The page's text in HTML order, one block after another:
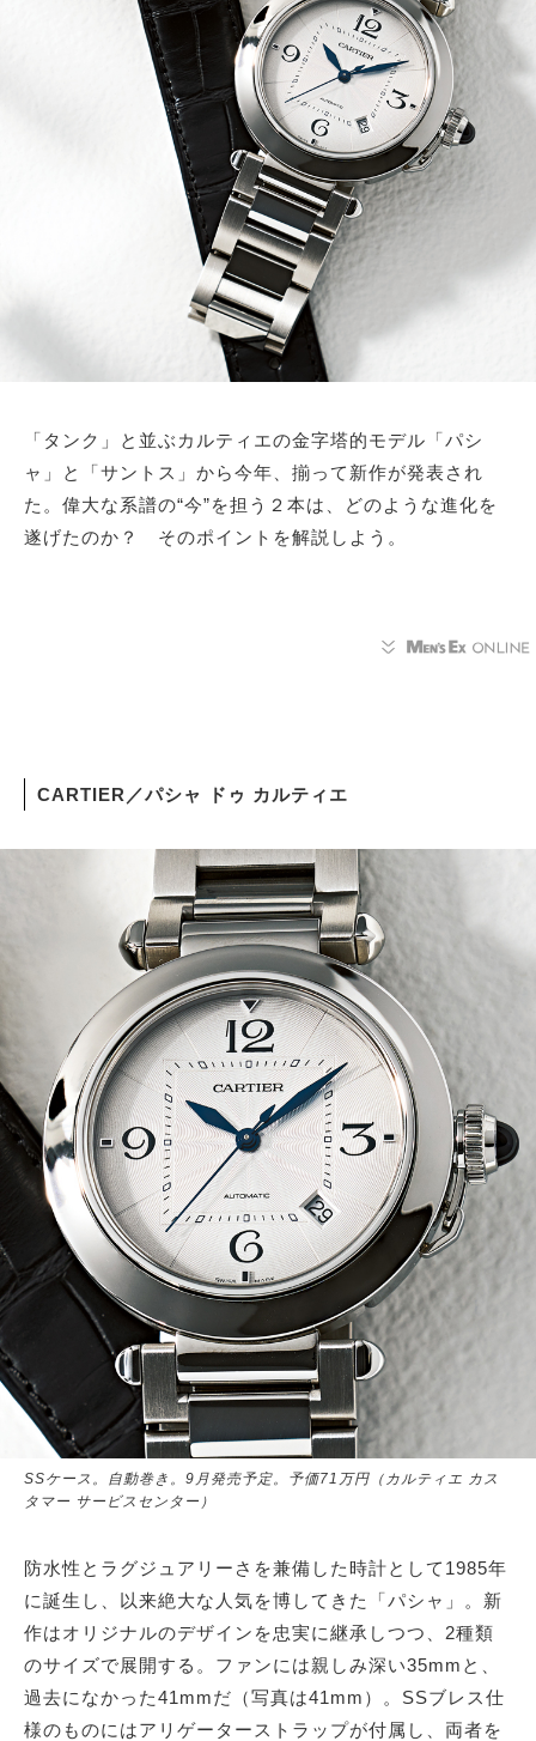
「タンク」と並ぶカルティエの金字塔的モデル「パシ
ャ」と「サントス」から今年、揃って新作が発表され
た。偉大な系譜の“今”を担う２本は、どのような進化を
遂げたのか？ そのポイントを解説しよう。
CARTIER／パシャ ドゥ カルティエ
SSケース。自動巻き。9月発売予定。予価71万円（カルティエ カス
タマー サービスセンター）
防水性とラグジュアリーさを兼備した時計として1985年
に誕生し、以来絶大な人気を博してきた「パシャ」。新
作はオリジナルのデザインを忠実に継承しつつ、2種類
のサイズで展開する。ファンには親しみ深い35mmと、
過去になかった41mmだ（写真は41mm）。SSブレス仕
様のものにはアリゲーターストラップが付属し、両者を